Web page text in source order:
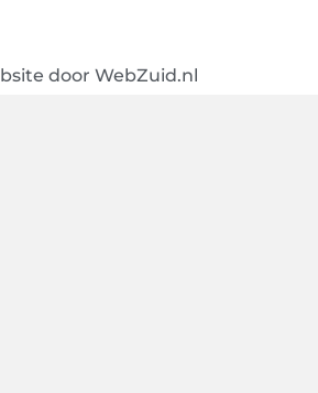
door WebZuid.nl